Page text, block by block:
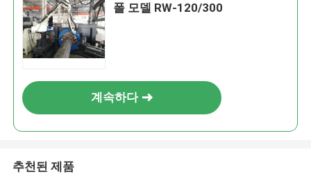
폴 모델 RW-120/300
계속하다
추천된 제품